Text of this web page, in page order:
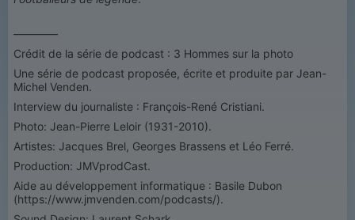
————
Crédit de la série de podcast : 3 Hommes sur la photo
Une série de podcast proposée, écrite et produite par Jean-
Michel Venden.
Interview du journaliste : François-René Cristiani.
Photo: Jean-Pierre Leloir (1931-2010).
Artistes: Jacques Brel, Georges Brassens et Léo Ferré.
Production: JMVprodCast.
Aide au développement informatique : Basile Dubon
(https://www.jmvenden.com/podcasts/).